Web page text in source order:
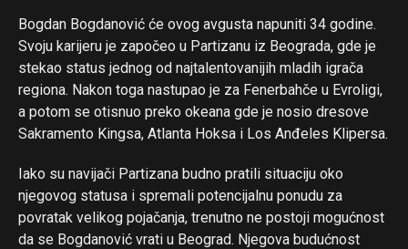
Bogdan Bogdanović će ovog avgusta napuniti 34 godine.
Svoju karijeru je započeo u Partizanu iz Beograda, gde je
stekao status jednog od najtalentovanijih mladih igrača
regiona. Nakon toga nastupao je za Fenerbahče u Evroligi,
a potom se otisnuo preko okeana gde je nosio dresove
Sakramento Kingsa, Atlanta Hoksa i Los Anđeles Klipersa.
Iako su navijači Partizana budno pratili situaciju oko
njegovog statusa i spremali potencijalnu ponudu za
povratak velikog pojačanja, trenutno ne postoji mogućnost
da se Bogdanović vrati u Beograd. Njegova budućnost